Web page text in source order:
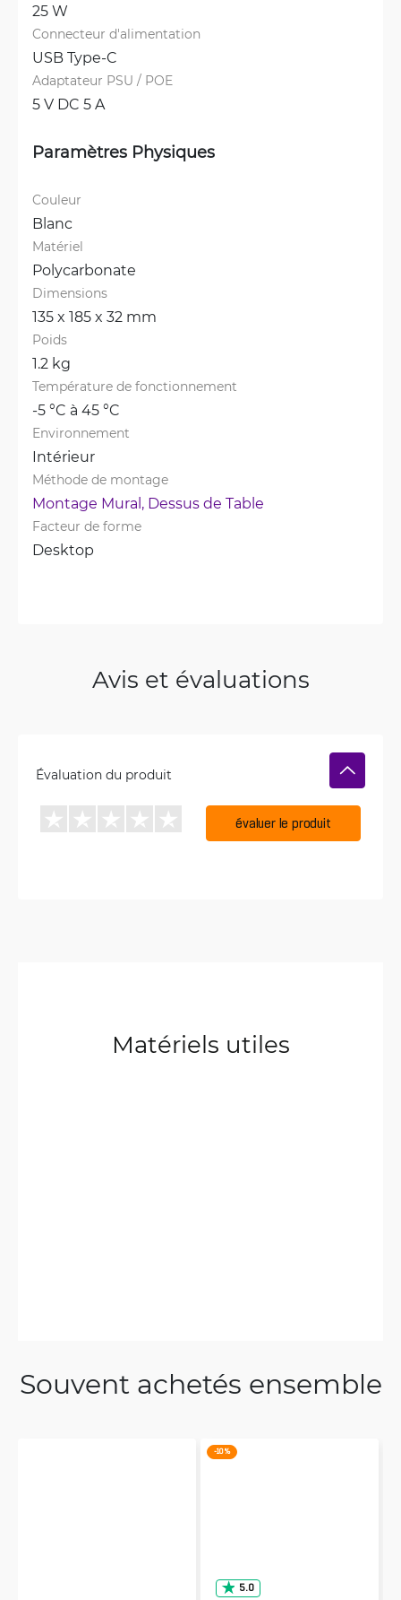
25 W
Connecteur d'alimentation
USB Type-C
Adaptateur PSU / POE
5 V DC 5 A
Paramètres Physiques
Couleur
Blanc
Matériel
Polycarbonate
Dimensions
135 x 185 x 32 mm
Poids
1.2 kg
Température de fonctionnement
-5 °C à 45 °C
Environnement
Intérieur
Méthode de montage
Montage Mural, Dessus de Table
Facteur de forme
Desktop
Avis et évaluations
Évaluation du produit
évaluer le produit
Matériels utiles
Souvent achetés ensemble
-10 %
5.0